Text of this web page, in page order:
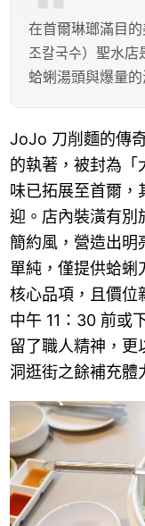
在首爾琳瑯滿目
조칼국수）聖水
蛤蜊湯頭與爆量
JoJo 刀削麵的傳
的執著，被封為「
味已拓展至首爾，
迎。店內裝潢有別
簡約風，營造出明
單純，僅提供蛤蜊
核心品項，且價位
中午 11：30 前或
留了職人精神，更
洞逛街之餘補充體